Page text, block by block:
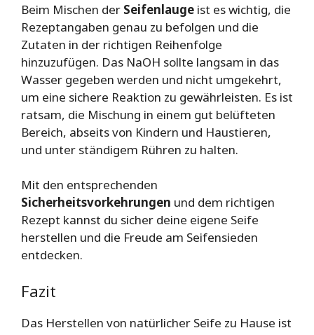
Beim Mischen der Seifenlauge ist es wichtig, die
Rezeptangaben genau zu befolgen und die
Zutaten in der richtigen Reihenfolge
hinzuzufügen. Das NaOH sollte langsam in das
Wasser gegeben werden und nicht umgekehrt,
um eine sichere Reaktion zu gewährleisten. Es ist
ratsam, die Mischung in einem gut belüfteten
Bereich, abseits von Kindern und Haustieren,
und unter ständigem Rühren zu halten.
Mit den entsprechenden
Sicherheitsvorkehrungen und dem richtigen
Rezept kannst du sicher deine eigene Seife
herstellen und die Freude am Seifensieden
entdecken.
Fazit
Das Herstellen von natürlicher Seife zu Hause ist